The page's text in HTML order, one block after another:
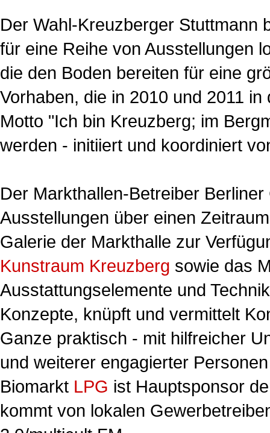
Der Wahl-Kreuzberger Stuttmann
für eine Reihe von Ausstellungen
die den Boden bereiten für eine
Vorhaben, die in 2010 und 2011
Motto "Ich bin Kreuzberg; im
werden - initiiert und koordiniert
Der Markthallen-Betreiber
Ausstellungen über einen
Galerie der Markthalle zur
Kunstraum Kreuzberg sowie das
Ausstattungselemente und
Konzepte, knüpft und vermittelt
Ganze praktisch - mit hilfreicher
und weiterer engagierter
Biomarkt LPG ist Hauptsponsor
kommt von lokalen